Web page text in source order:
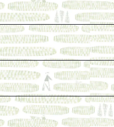
ー
絵本
ルシェ関連本
参考本など
らくなった本を巡らせて